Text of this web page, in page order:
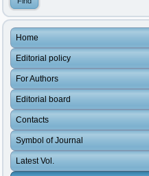
Home
Editorial policy
For Authors
Editorial board
Contacts
Symbol of Journal
Latest Vol.